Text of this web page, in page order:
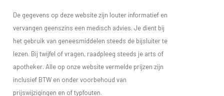
De gegevens op deze website zijn louter informatief en
vervangen geenszins een medisch advies. Je dient bij
het gebruik van geneesmiddelen steeds de bijsluiter te
lezen. Bij twijfel of vragen, raadpleeg steeds je arts of
apotheker. Alle op onze website vermelde prijzen zijn
inclusief BTW en onder voorbehoud van
prijswijzigingen en of typfouten.